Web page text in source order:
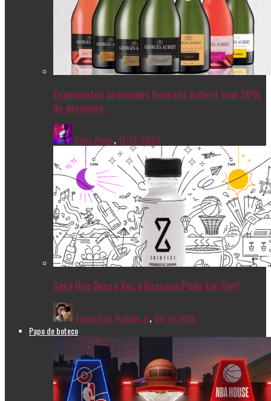
Espumantes premiados Georges Aubert com 30%
de desconto.
Livia Alves,17/12/2020
Será Que Dessa Vez a Ressaca Pode Ter Fim?
Sebastião Rabelo Jr, 06/11/2019
Papo de boteco